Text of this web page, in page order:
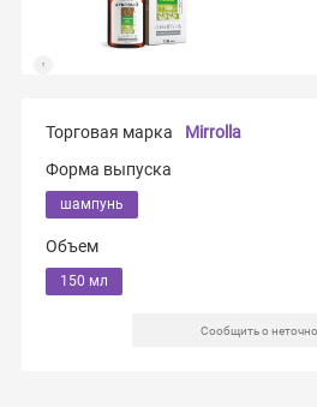
Торговая марка
Mirrolla
Форма выпуска
шампунь
Объем
150 мл
Сообщить о